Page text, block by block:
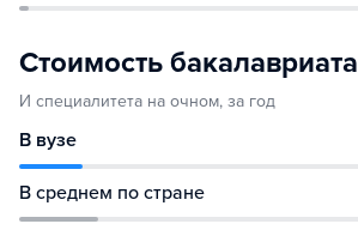
Стоимость бакалавриата
И специалитета на очном, за год
В вузе
В среднем по стране